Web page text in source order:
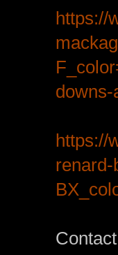
https://
downs-
https://